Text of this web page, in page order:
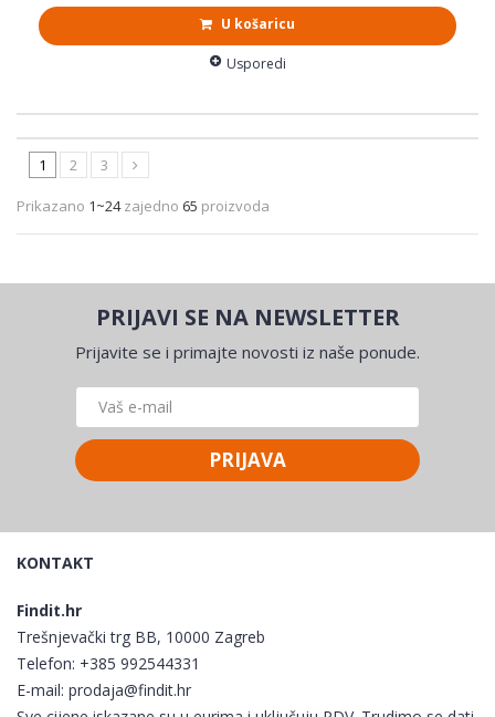
U košaricu
Usporedi
1 2 3
Prikazano 1~24zajedno 65 proizvoda
PRIJAVI SE NA NEWSLETTER
Prijavite se i primajte novosti iz naše ponude.
PRIJAVA
KONTAKT
Findit.hr
Trešnjevački trg BB, 10000 Zagreb
Telefon: +385 992544331
E-mail: prodaja@findit.hr